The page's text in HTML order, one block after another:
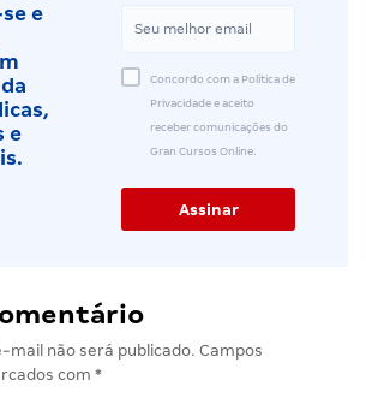
e
e
Concordo com a Política de
Privacidade e aceito
receber comunicações do
Gran Cursos Online.
mail não será publicado. Campos
com *